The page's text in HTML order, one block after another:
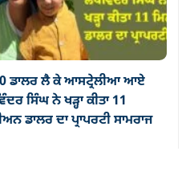
ਡਾਲਰ ਲੈ ਕੇ ਆਸਟ੍ਰੇਲੀਆ ਆਏ
ਸਿੰਘ ਨੇ ਖੜ੍ਹਾ ਕੀਤਾ 11
ਡਾਲਰ ਦਾ ਪ੍ਰਾਪਰਟੀ ਸਾਮਰਾਜ